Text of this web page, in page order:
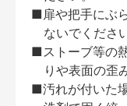
■扉や把手にぶ
ないでください
■ストーブ等の
りや表面の歪
■汚れが付いた